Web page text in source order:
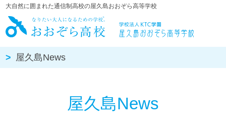
大自然に囲まれた通信制高校の屋久島おおぞら高等学校
屋久島News
屋久島News